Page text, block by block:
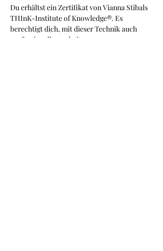
Du erhältst ein Zertifikat von Vianna Stibals
THInK-Institute of Knowledge®. Es
berechtigt dich, mit dieser Technik auch
professionell zu arbeiten.